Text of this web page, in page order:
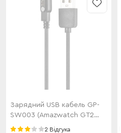
Зарядний USB кабель GP-
SW003 (Amazwatch GT2
Lite)
2 Відгука